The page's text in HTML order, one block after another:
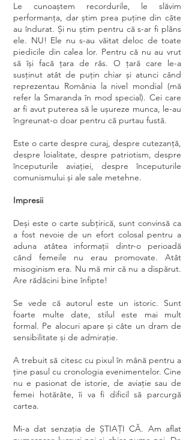
Le cunoaștem recordurile, le slăvim
performanța, dar știm prea puține din câte
au îndurat. Și nu știm pentru că s-ar fi plâns
ele. NU! Ele nu s-au văitat deloc de toate
piedicile din calea lor. Pentru că nu au vrut
să își facă țara de râs. O țară care le-a
susținut atât de puțin chiar și atunci când
reprezentau România la nivel mondial (mă
refer la Smaranda în mod special). Cei care
ar fi avut puterea să le ușureze munca, le-au
îngreunat-o doar pentru că purtau fustă.
Este o carte despre curaj, despre cutezanță,
despre loialitate, despre patriotism, despre
începuturile aviației, despre începuturile
comunismului și ale sale metehne.
Impresii
Deși este o carte subțirică, sunt convinsă ca
a fost nevoie de un efort colosal pentru a
aduna atâtea informații dintr-o perioadă
când femeile nu erau promovate. Atât
misoginism era. Nu mă mir că nu a dispărut.
Are rădăcini bine înfipte!
Se vede că autorul este un istoric. Sunt
foarte multe date, stilul este mai mult
formal. Pe alocuri apare și câte un dram de
sensibilitate și de admirație.
A trebuit să citesc cu pixul în mână pentru a
ține pasul cu cronologia evenimentelor. Cine
nu e pasionat de istorie, de aviație sau de
femei hotărâte, îi va fi dificil să parcurgă
cartea.
Mi-a dat senzația de ȘTIAȚI CĂ. Am aflat